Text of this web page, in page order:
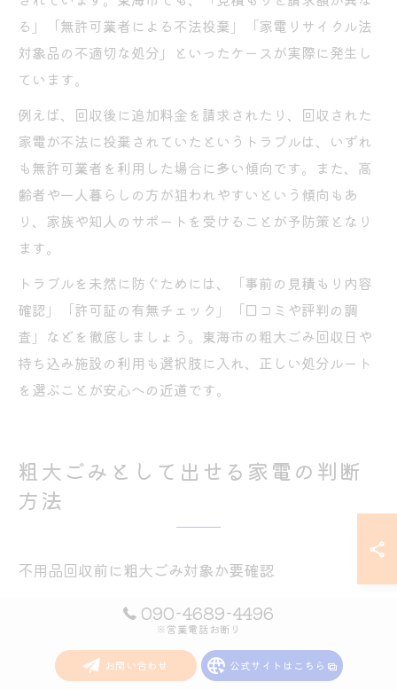
る」「無許可業者による不法投棄」「家電リサイクル法
対象品の不適切な処分」といったケースが実際に発生し
ています。
例えば、回収後に追加料金を請求されたり、回収された
家電が不法に投棄されていたというトラブルは、いずれ
も無許可業者を利用した場合に多い傾向です。また、高
齢者や一人暮らしの方が狙われやすいという傾向もあ
り、家族や知人のサポートを受けることが予防策となり
ます。
トラブルを未然に防ぐためには、「事前の見積もり内容
確認」「許可証の有無チェック」「口コミや評判の調
査」などを徹底しましょう。東海市の粗大ごみ回収日や
持ち込み施設の利用も選択肢に入れ、正しい処分ルート
を選ぶことが安心への近道です。
粗大ごみとして出せる家電の判断
方法
不用品回収前に粗大ごみ対象か要確認
不用品回収を検討する際、まず処分したい品目が東海市
の粗大ごみ対象かどうかを確認することが重要です。東
海市では、家具や大型家電など一辺の長さが50センチ以
上のものが粗大ごみに該当しますが、家電リサイクル法
090-4689-4496
※営業電話お断り
お問い合わせ 公式サイトはこちら